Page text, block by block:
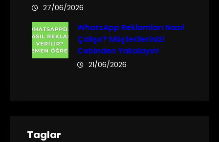
27/06/2026
WhatsApp Reklamları Nasıl
Çalışır? Müşterilerinizi
Cebinden Yakalayın!
21/06/2026
Taglar